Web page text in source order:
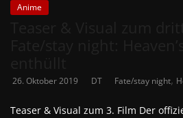
Anime
26. Oktober 2019 DT Fate/stay night,
Teaser & Visual zum 3. Film Der